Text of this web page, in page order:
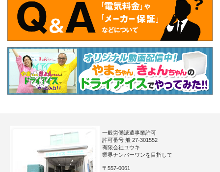
一般労働派遣事業許可
許可番号 般 27-301552
有限会社ユウキ
業界ナンバーワンを目指して
〒557-0061